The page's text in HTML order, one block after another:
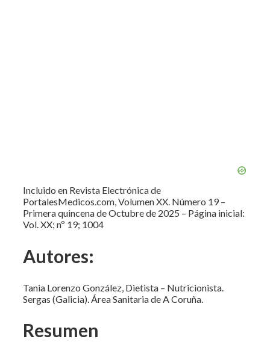
Incluido en Revista Electrónica de
PortalesMedicos.com, Volumen XX. Número 19 –
Primera quincena de Octubre de 2025 – Página inicial:
Vol. XX; nº 19; 1004
Autores:
Tania Lorenzo González, Dietista – Nutricionista.
Sergas (Galicia). Área Sanitaria de A Coruña.
Resumen